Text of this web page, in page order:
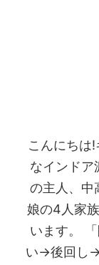
こんにちは
なインドア
の主人、中
娘の4人家
います。
い→後回し→